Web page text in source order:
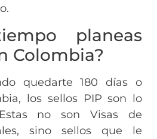
planeas
Colombia?
quedarte 180 días o
los sellos PIP son lo
no son Visas de
sino sellos que le